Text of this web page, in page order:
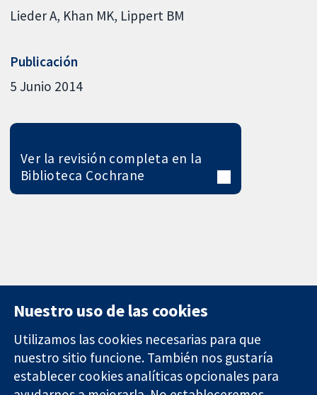
Lieder A Khan MK Lippert BM
Publicación
5 Junio 2014
Ver la revisión completa en la
Biblioteca Cochrane
11-13 Cavendish
Square
Contacto
Noticias
Nuestro uso de las cookies
Utilizamos las cookies necesarias para que
nuestro sitio funcione. También nos gustaría
establecer cookies analíticas opcionales para